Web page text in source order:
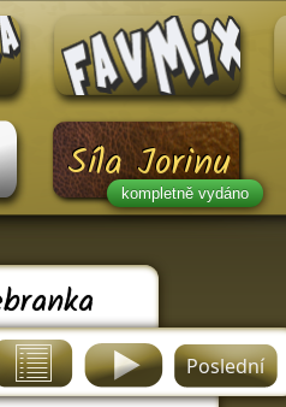
Síla Jorinu
kompletně vydáno
Poslední